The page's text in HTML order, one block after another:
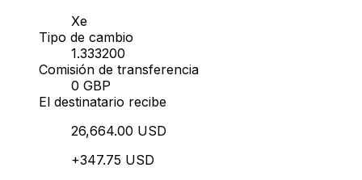
Xe
Tipo de cambio
1.333200
Comisión de transferencia
0 GBP
El destinatario recibe
26,664.00 USD
+347.75 USD